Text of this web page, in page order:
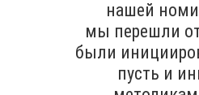
нашей
мы перешли
были
пусть и